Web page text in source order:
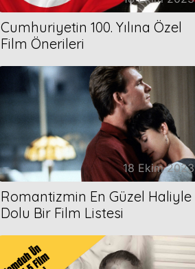
Cumhuriyetin 100. Yılına Özel
Film Önerileri
18 Ekim 2023
Romantizmin En Güzel Haliyle
Dolu Bir Film Listesi